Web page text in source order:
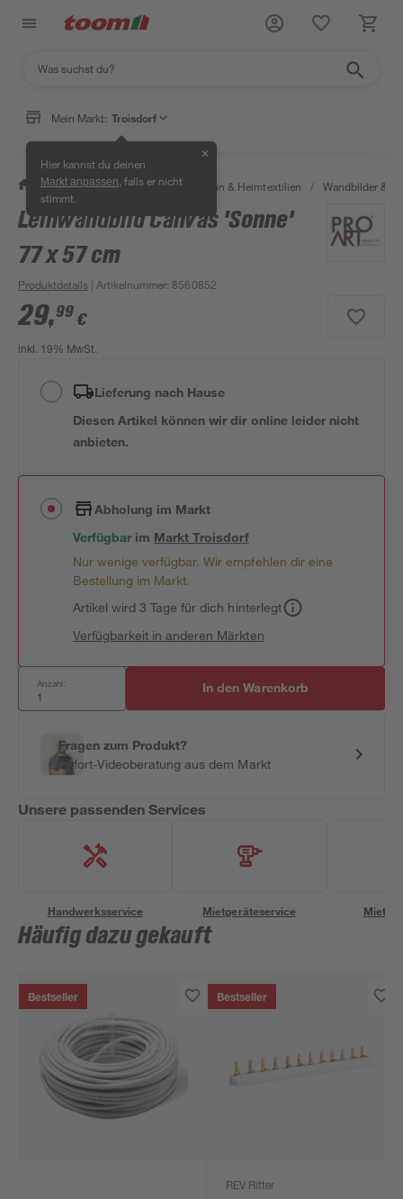
Mein Markt: Troisdorf
Hier kannst du deinen
Markt anpassen , falls er nicht
stimmt.
✕
/ Wohnen & Haushalt / Dekoration & Heimtextilien / Wandbilder &
Leinwandbild Canvas 'Sonne'
77 x 57 cm
Produktdetails | Artikelnummer: 8560852
29,99 €
inkl. 19% MwSt.
Lieferung nach Hause
Diesen Artikel können wir dir online leider nicht
anbieten.
Abholung im Markt
Verfügbar im MarktTroisdorf
Nur wenige verfügbar. Wir empfehlen dir eine
Bestellung im Markt.
Artikel wird 3 Tage für dich hinterlegt
Verfügbarkeit in anderen Märkten
Anzahl: In den Warenkorb
Fragen zum Produkt?
Sofort-Videoberatung aus dem Markt
Unsere passenden Services
Handwerksservice Mietgeräteservice
Häufig dazu gekauft
Bestseller Bestseller
REV Ritter